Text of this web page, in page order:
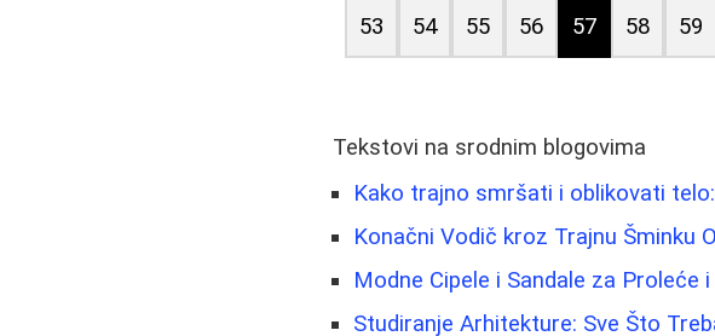
53 54 55 56 57 58 59
Tekstovi na srodnim blogovima
Kako trajno smršati i oblikovati
Konačni Vodič kroz Trajnu Šminku
Modne Cipele i Sandale za Proleće
Studiranje Arhitekture: Sve Što